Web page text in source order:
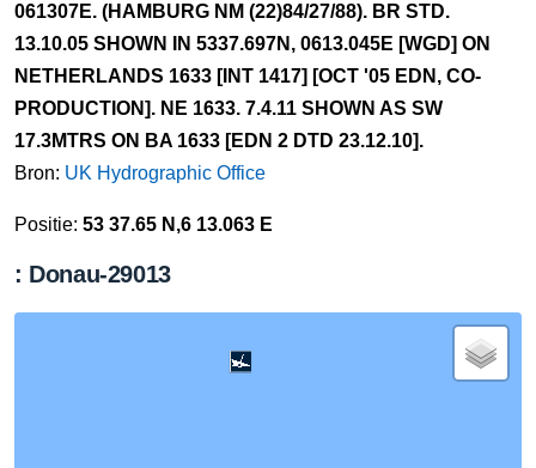
061307E. (HAMBURG NM (22)84/27/88). BR STD.
13.10.05 SHOWN IN 5337.697N, 0613.045E [WGD] ON
NETHERLANDS 1633 [INT 1417] [OCT '05 EDN, CO-
PRODUCTION]. NE 1633. 7.4.11 SHOWN AS SW
17.3MTRS ON BA 1633 [EDN 2 DTD 23.12.10].
Bron: UK Hydrographic Office
Positie: 53 37.65 N,6 13.063 E
: Donau-29013